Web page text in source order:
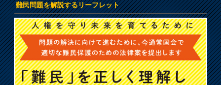
難民問題を解説するリーフレット